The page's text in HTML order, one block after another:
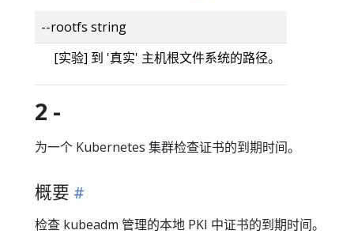
--rootfs string
[实验] 到 '真实' 主机根文件系统的路径。
2 -
为一个 Kubernetes 集群检查证书的到期时间。
概要
检查 kubeadm 管理的本地 PKI 中证书的到期时间。